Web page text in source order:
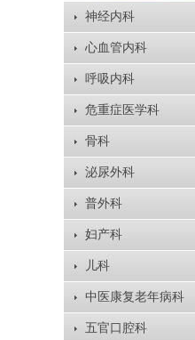
神经内科
心血管内科
呼吸内科
危重症医学科
骨科
泌尿外科
普外科
妇产科
儿科
中医康复老年病科
五官口腔科